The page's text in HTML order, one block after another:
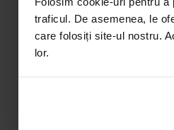
traficul. De asemenea, le
care folosiți site-ul nostru.
lor.
Exemplu:
„Aud că te